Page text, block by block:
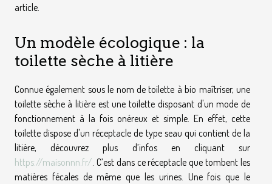
article.
Un modèle écologique : la
toilette sèche à litière
Connue également sous le nom de toilette à bio maîtriser, une
toilette sèche à litière est une toilette disposant d'un mode de
fonctionnement à la fois onéreux et simple. En effet, cette
toilette dispose d'un réceptacle de type seau qui contient de la
litière, découvrez plus d’infos en cliquant sur
https://maisonnn.fr/. C’est dans ce réceptacle que tombent les
matières fécales de même que les urines. Une fois que le